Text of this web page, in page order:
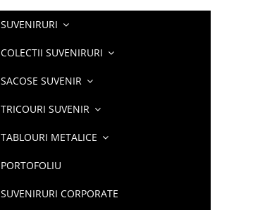
SUVENIRURI
COLECTII SUVENIRURI
SACOSE SUVENIR
TRICOURI SUVENIR
TABLOURI METALICE
PORTOFOLIU
SUVENIRURI CORPORATE